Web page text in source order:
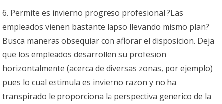
6. Permite es invierno progreso profesional ?Las
empleados vienen bastante lapso llevando mismo plan?
Busca maneras obsequiar con aflorar el disposicion. Deja
que los empleados desarrollen su profesion
horizontalmente (acerca de diversas zonas, por ejemplo)
pues lo cual estimula es invierno razon y no ha
transpirado le proporciona la perspectiva generico de la